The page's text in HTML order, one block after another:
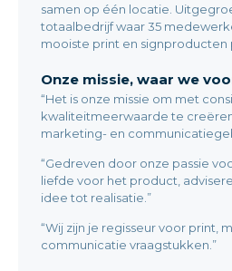
samen op één locatie.
totaalbedrijf waar 35
mooiste print en signproducten
Onze missie, waar we
“Het is onze missie om met
kwaliteitmeerwaarde te
marketing- en
“Gedreven door onze passie
liefde voor het product,
idee tot realisatie.”
“Wij zijn je regisseur voor print,
communicatie vraagstukken.”